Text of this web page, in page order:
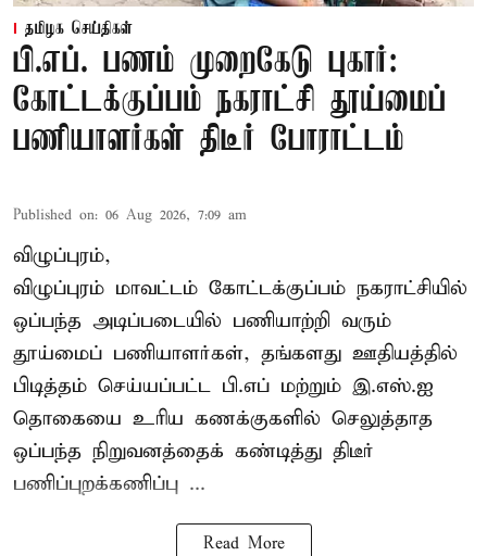
தமிழக செய்திகள்
பி.எப். பணம் முறைகேடு புகார்:
கோட்டக்குப்பம் நகராட்சி தூய்மைப்
பணியாளர்கள் திடீர் போராட்டம்
Published on: 06 Aug 2026, 7:09 am
விழுப்புரம்,
விழுப்புரம் மாவட்டம் கோட்டக்குப்பம் நகராட்சியில்
ஒப்பந்த அடிப்படையில் பணியாற்றி வரும்
தூய்மைப் பணியாளர்கள், தங்களது ஊதியத்தில்
பிடித்தம் செய்யப்பட்ட பி.எப் மற்றும் இ.எஸ்.ஐ
தொகையை உரிய கணக்குகளில் செலுத்தாத
ஒப்பந்த நிறுவனத்தைக் கண்டித்து திடீர்
பணிப்புறக்கணிப்பு ...
Read More